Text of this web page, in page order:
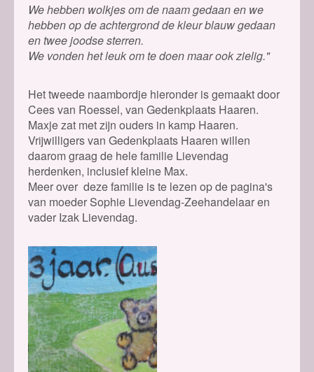
We hebben wolkjes om de naam gedaan en we
hebben op de achtergrond de kleur blauw gedaan
en twee joodse sterren.
We vonden het leuk om te doen maar ook zielig."
Het tweede naambordje hieronder is gemaakt door
Cees van Roessel, van Gedenkplaats Haaren.
Maxje zat met zijn ouders in kamp Haaren.
Vrijwilligers van Gedenkplaats Haaren willen
daarom graag de hele familie Lievendag
herdenken, inclusief kleine Max.
Meer over deze familie is te lezen op de pagina's
van moeder Sophie Lievendag-Zeehandelaar en
vader Izak Lievendag.